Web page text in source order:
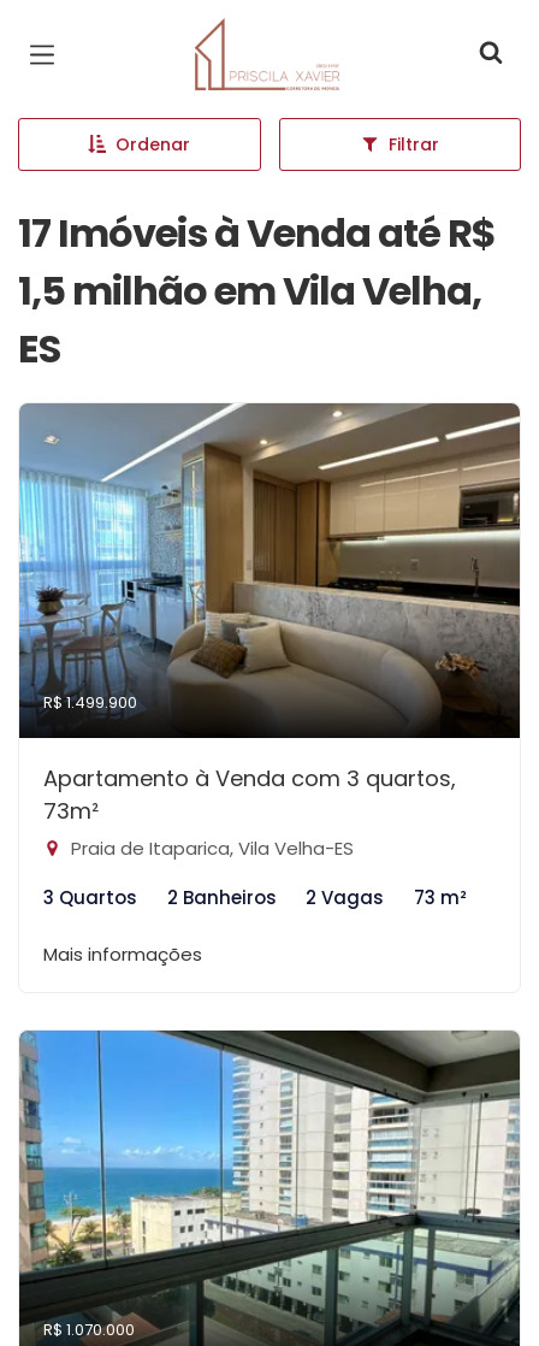
Página inicial
Ordenar Filtrar
17 Imóveis à Venda até R$
1,5 milhão em Vila Velha,
ES
R$ 1.499.900
Apartamento à Venda com 3 quartos,
73m²
Praia de Itaparica, Vila Velha-ES
3 Quartos
2 Banheiros 2 Vagas 73 m²
Mais informações
R$ 1.070.000